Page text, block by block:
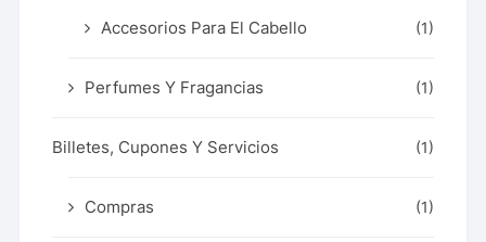
Accesorios Para El Cabello (1)
Perfumes Y Fragancias (1)
Billetes, Cupones Y Servicios (1)
Compras (1)